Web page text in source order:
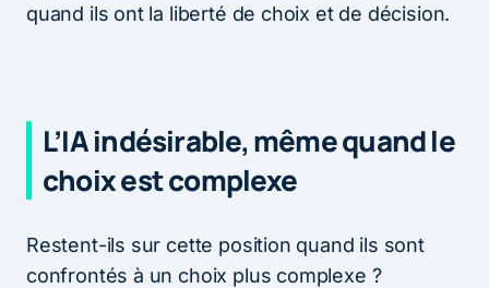
quand ils ont la liberté de choix et de décision.
L’IA indésirable, même quand le
choix est complexe
Restent-ils sur cette position quand ils sont
confrontés à un choix plus complexe ?